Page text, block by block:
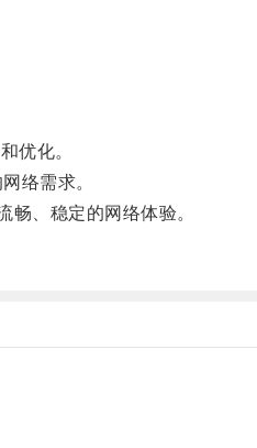
优化。
络需求。
、稳定的网络体验。